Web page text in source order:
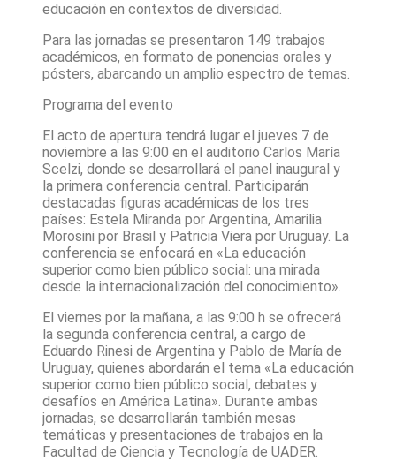
educación en contextos de diversidad.
Para las jornadas se presentaron 149 trabajos
académicos, en formato de ponencias orales y
pósters, abarcando un amplio espectro de temas.
Programa del evento
El acto de apertura tendrá lugar el jueves 7 de
noviembre a las 9:00 en el auditorio Carlos María
Scelzi, donde se desarrollará el panel inaugural y
la primera conferencia central. Participarán
destacadas figuras académicas de los tres
países: Estela Miranda por Argentina, Amarilia
Morosini por Brasil y Patricia Viera por Uruguay. La
conferencia se enfocará en «La educación
superior como bien público social: una mirada
desde la internacionalización del conocimiento».
El viernes por la mañana, a las 9:00 h se ofrecerá
la segunda conferencia central, a cargo de
Eduardo Rinesi de Argentina y Pablo de María de
Uruguay, quienes abordarán el tema «La educación
superior como bien público social, debates y
desafíos en América Latina». Durante ambas
jornadas, se desarrollarán también mesas
temáticas y presentaciones de trabajos en la
Facultad de Ciencia y Tecnología de UADER.